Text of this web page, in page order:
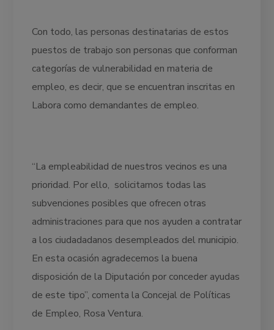
Con todo, las personas destinatarias de estos
puestos de trabajo son personas que conforman
categorías de vulnerabilidad en materia de
empleo, es decir, que se encuentran inscritas en
Labora como demandantes de empleo.
“La empleabilidad de nuestros vecinos es una
prioridad. Por ello, solicitamos todas las
subvenciones posibles que ofrecen otras
administraciones para que nos ayuden a contratar
a los ciudadadanos desempleados del municipio.
En esta ocasión agradecemos la buena
disposición de la Diputación por conceder ayudas
de este tipo”, comenta la Concejal de Políticas
de Empleo, Rosa Ventura.